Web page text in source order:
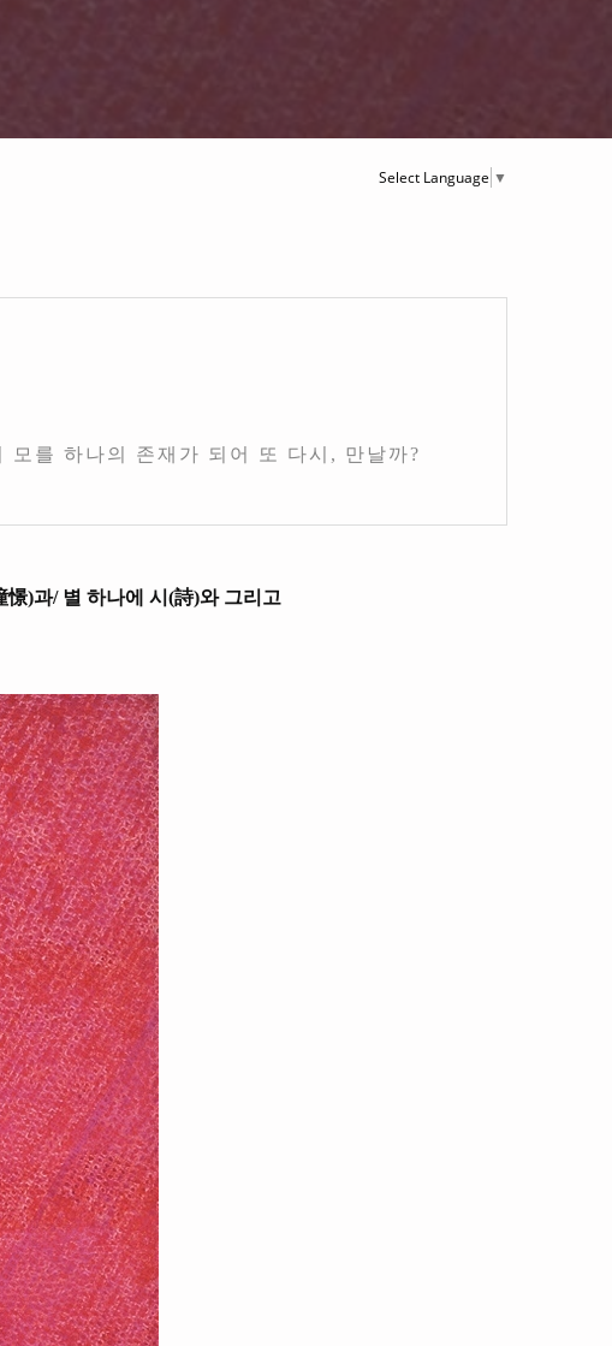
Select Language ▼
를 하나의 존재가 되어 또 다시, 만날까?
)과/ 별 하나에 시(詩)와 그리고